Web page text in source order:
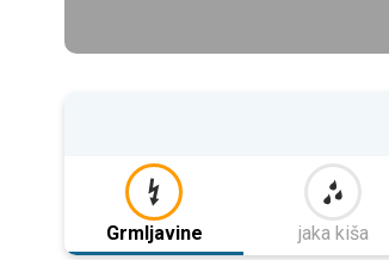
Grmljavine jaka kiša